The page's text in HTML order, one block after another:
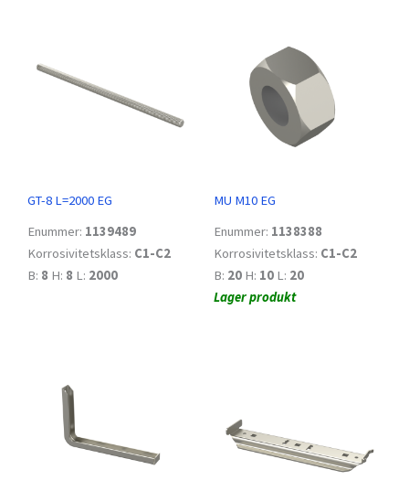
GT-8 L=2000 EG
Enummer: 1139489
Korrosivitetsklass: C1-C2
B: 8 H: 8 L: 2000
MU M10 EG
Enummer: 1138388
Korrosivitetsklass: C1-C2
B: 20 H: 10 L: 20
Lager produkt